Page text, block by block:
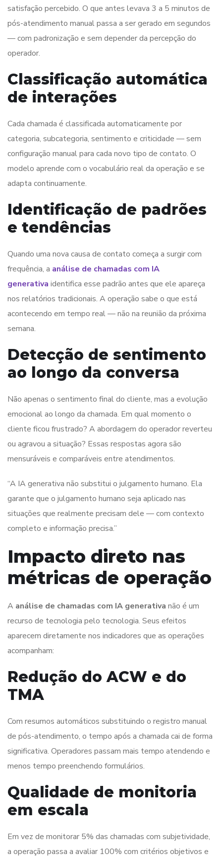
satisfação percebido. O que antes levava 3 a 5 minutos de
pós-atendimento manual passa a ser gerado em segundos
— com padronização e sem depender da percepção do
operador.
Classificação automática
de interações
Cada chamada é classificada automaticamente por
categoria, subcategoria, sentimento e criticidade — sem
configuração manual para cada novo tipo de contato. O
modelo aprende com o vocabulário real da operação e se
adapta continuamente.
Identificação de padrões
e tendências
Quando uma nova causa de contato começa a surgir com
frequência, a análise de chamadas com IA
generativa identifica esse padrão antes que ele apareça
nos relatórios tradicionais. A operação sabe o que está
acontecendo em tempo real — não na reunião da próxima
semana.
Detecção de sentimento
ao longo da conversa
Não apenas o sentimento final do cliente, mas a evolução
emocional ao longo da chamada. Em qual momento o
cliente ficou frustrado? A abordagem do operador reverteu
ou agravou a situação? Essas respostas agora são
mensuráveis e comparáveis entre atendimentos.
“A IA generativa não substitui o julgamento humano. Ela
garante que o julgamento humano seja aplicado nas
situações que realmente precisam dele — com contexto
completo e informação precisa.”
Impacto direto nas
métricas de operação
A análise de chamadas com IA generativa não é um
recurso de tecnologia pelo tecnologia. Seus efeitos
aparecem diretamente nos indicadores que as operações
acompanham:
Redução do ACW e do
TMA
Com resumos automáticos substituindo o registro manual
de pós-atendimento, o tempo após a chamada cai de forma
significativa. Operadores passam mais tempo atendendo e
menos tempo preenchendo formulários.
Qualidade de monitoria
em escala
Em vez de monitorar 5% das chamadas com subjetividade,
a operação passa a avaliar 100% com critérios objetivos e